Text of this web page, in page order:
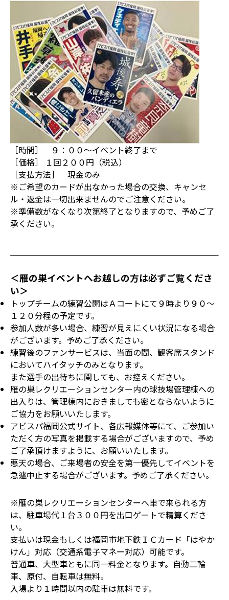
［時間］ ９：００～イベント終了まで
［価格］ １回２００円（税込）
［支払方法］ 現金のみ
※ご希望のカードが出なかった場合の交換、キャンセ
ル・返金は一切出来ませんのでご注意ください。
※準備数がなくなり次第終了となりますので、予めご了
承ください。
＜雁の巣イベントへお越しの方は必ずご覧くださ
い＞
トップチームの練習公開はＡコートにて９時より９０～
１２０分程の予定です。
参加人数が多い場合、練習が見えにくい状況になる場合
がございます。予めご了承ください。
練習後のファンサービスは、当面の間、観客席スタンド
においてハイタッチのみとなります。
また選手の出待ちに関しても、お控えください。
雁の巣レクリエーションセンター内の球技場管理棟への
出入りは、管理棟内におきましても密とならないように
ご協力をお願いいたします。
アビスパ福岡公式サイト、各広報媒体等にて、ご参加い
ただく方の写真を掲載する場合がございますので、予め
ご了承頂けますように、お願いいたします。
悪天の場合、ご来場者の安全を第一優先してイベントを
急遽中止する場合がございます。予めご了承ください。
※雁の巣レクリエーションセンターへ車で来られる方
は、駐車場代１台３００円を出口ゲートで精算くださ
い。
支払いは現金もしくは福岡市地下鉄ＩＣカード「はやか
けん」対応（交通系電子マネー対応）可能です。
普通車、大型車ともに同一料金となります。自動二輪
車、原付、自転車は無料。
入場より１時間以内の駐車は無料です。